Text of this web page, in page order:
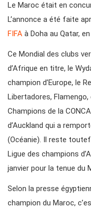
Le Maroc était en
L’annonce a été faite
FIFA à Doha au Qatar,
Ce Mondial des clubs
d’Afrique en titre, le
champion d’Europe, le
Libertadores, Flamengo,
Champions de la
d’Auckland qui a
(Océanie). Il reste
Ligue des champions
janvier pour la tenue du
Selon la presse
champion du Maroc,